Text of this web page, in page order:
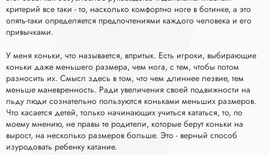
критерий все таки - то, насколько комфортно ноге в ботинке, а это
опять-таки определяется предпочтениями каждого человека и его
привычками.
У меня коньки, что называется, впритык. Есть игроки, выбирающие
коньки даже меньшего размера, чем нога, с тем, чтобы потом
разносить их. Смысл здесь в том, что чем длиннее лезвие, тем
меньше маневренность. Ради увеличения своей подвижности на
льду люди сознательно пользуются коньками меньших размеров.
Что касается детей, только начинающих учиться кататься, то, по
моему мнению, не правы те родители, которые берут коньки на
вырост, на несколько размеров больше. Это - верный способ
изуродовать ребенку катание.